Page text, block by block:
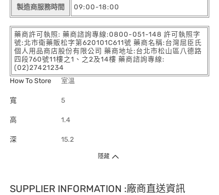
製造商服務時間 09:00-18:00
藥商許可執照: 藥商諮詢專線:0800-051-148 許可執照字
號:北市衛藥販松字第620101C611號 藥商名稱:台灣屈臣氏
個人用品商店股份有限公司 藥商地址:台北市松山區八德路
四段760號11樓之1、之2及14樓 藥商諮詢專線:
(02)27421234
How To Store
室溫
寬 5
高 1.4
深 15.2
隱藏
SUPPLIER INFORMATION :廠商直送資訊